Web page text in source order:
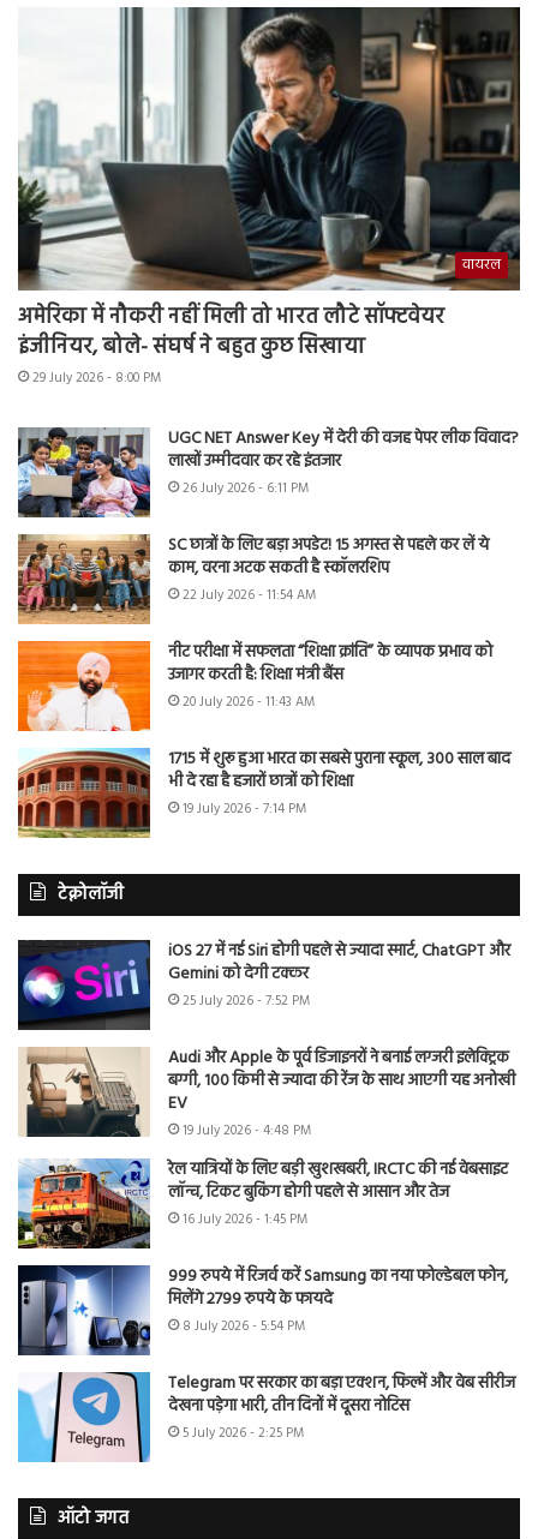
वायरल
अमेरिका में नौकरी नहीं मिली तो भारत लौटे सॉफ्टवेयर
इंजीनियर, बोले- संघर्ष ने बहुत कुछ सिखाया
29 July 2026 - 8:00 PM
UGC NET Answer Key में देरी की वजह पेपर लीक विवाद?
लाखों उम्मीदवार कर रहे इंतजार
26 July 2026 - 6:11 PM
SC छात्रों के लिए बड़ा अपडेट! 15 अगस्त से पहले कर लें ये
काम, वरना अटक सकती है स्कॉलरशिप
22 July 2026 - 11:54 AM
नीट परीक्षा में सफलता “शिक्षा क्रांति” के व्यापक प्रभाव को
उजागर करती है: शिक्षा मंत्री बैंस
20 July 2026 - 11:43 AM
1715 में शुरू हुआ भारत का सबसे पुराना स्कूल, 300 साल बाद
भी दे रहा है हजारों छात्रों को शिक्षा
19 July 2026 - 7:14 PM
टेक्नोलॉजी
iOS 27 में नई Siri होगी पहले से ज्यादा स्मार्ट, ChatGPT और
Gemini को देगी टक्कर
25 July 2026 - 7:52 PM
Audi और Apple के पूर्व डिजाइनरों ने बनाई लग्जरी इलेक्ट्रिक
बग्गी, 100 किमी से ज्यादा की रेंज के साथ आएगी यह अनोखी
EV
19 July 2026 - 4:48 PM
रेल यात्रियों के लिए बड़ी खुशखबरी, IRCTC की नई वेबसाइट
लॉन्च, टिकट बुकिंग होगी पहले से आसान और तेज
16 July 2026 - 1:45 PM
999 रुपये में रिजर्व करें Samsung का नया फोल्डेबल फोन,
मिलेंगे 2799 रुपये के फायदे
8 July 2026 - 5:54 PM
Telegram पर सरकार का बड़ा एक्शन, फिल्में और वेब सीरीज
देखना पड़ेगा भारी, तीन दिनों में दूसरा नोटिस
5 July 2026 - 2:25 PM
ऑटो जगत